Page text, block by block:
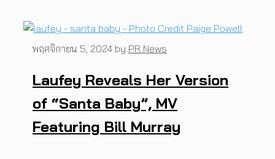
Laufey Reveals Her Version
of “Santa Baby”, MV
Featuring Bill Murray
พฤศจิกายน 5, 2024 by PR News